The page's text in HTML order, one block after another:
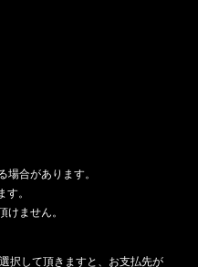
合があります。
。
ません。
択して頂きますと、お支払先が